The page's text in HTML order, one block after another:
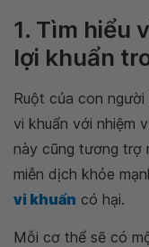
1. Tìm hiểu
lợi khuẩn
Ruột của con người
vi khuẩn với nhiệm
này cũng tương trợ
miễn dịch khỏe
vi khuẩn có hại.
Mỗi cơ thể sẽ có